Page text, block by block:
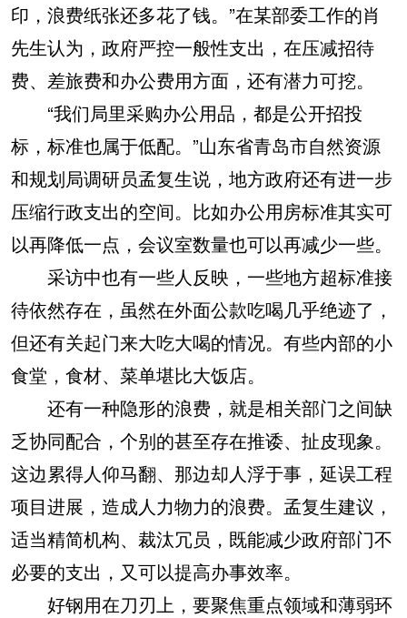
印，浪费纸张还多花了钱。”在某部委工作的肖
先生认为，政府严控一般性支出，在压减招待
费、差旅费和办公费用方面，还有潜力可挖。
“我们局里采购办公用品，都是公开招投
标，标准也属于低配。”山东省青岛市自然资源
和规划局调研员孟复生说，地方政府还有进一步
压缩行政支出的空间。比如办公用房标准其实可
以再降低一点，会议室数量也可以再减少一些。
采访中也有一些人反映，一些地方超标准接
待依然存在，虽然在外面公款吃喝几乎绝迹了，
但还有关起门来大吃大喝的情况。有些内部的小
食堂，食材、菜单堪比大饭店。
还有一种隐形的浪费，就是相关部门之间缺
乏协同配合，个别的甚至存在推诿、扯皮现象。
这边累得人仰马翻、那边却人浮于事，延误工程
项目进展，造成人力物力的浪费。孟复生建议，
适当精简机构、裁汰冗员，既能减少政府部门不
必要的支出，又可以提高办事效率。
好钢用在刀刃上，要聚焦重点领域和薄弱环